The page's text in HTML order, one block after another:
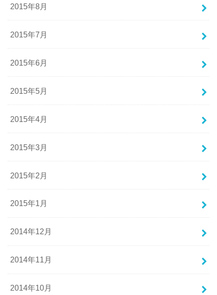
2015年8月
2015年7月
2015年6月
2015年5月
2015年4月
2015年3月
2015年2月
2015年1月
2014年12月
2014年11月
2014年10月